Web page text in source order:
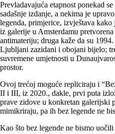
Prevladavajuća etapnost ponekad
sadašnje izdanje, a nekima je
legenda, primjerice, izvještava
iz galerije u Amsterdamu
antimateriju; druga kaže da su
Ljubljani zazidani i obojani bijelo;
suvremene umjetnosti u
prostor.
Ovoj trećoj moguće repliciraju i
II i III, iz 2020., dakle, prvi puta
prave zidove u konkretan galerijski
mimikriraju, pa ih bez legende ne
Kao što bez legende ne bismo